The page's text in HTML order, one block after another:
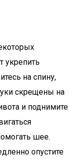
укрепить
на спину,
скрещены на
и поднимите
шее.
опустите